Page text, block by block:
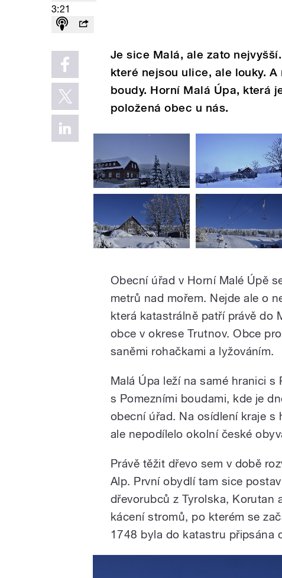
3:21
Je sice Malá, ale zato
které nejsou ulice, ale louky.
boudy. Horní Malá Úpa, která
položená obec u nás.
Obecní úřad v Horní Malé Úpě
metrů nad mořem. Nejde ale o
která katastrálně patří právě do
obce v okrese Trutnov. Obce
saněmi rohačkami a lyžováním.
Malá Úpa leží na samé hranici
s Pomezními boudami, kde je
obecní úřad. Na osídlení kraje s
ale nepodílelo okolní české
Právě těžit dřevo sem v době
Alp. První obydlí tam sice
dřevorubců z Tyrolska, Korutan
kácení stromů, po kterém se
1748 byla do katastru připsána